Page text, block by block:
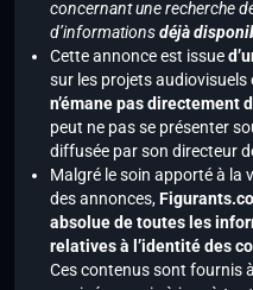
concernant une recherche
d’informationsdéjà
Cette annonce est issue
sur les projets
n’émane pas directement
peut ne pas se présenter
diffusée par son directeur
Malgré le soin apporté à la
des annonces,
absolue de toutes les
relatives à l’identité des
Ces contenus sont fournis